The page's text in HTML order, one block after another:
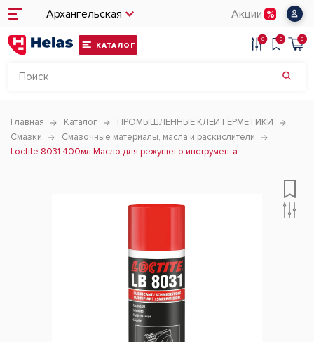
Архангельская Акции
КАТАЛОГ
0 0 0
Главная Каталог
ПРОМЫШЛЕННЫЕ КЛЕИ ГЕРМЕТИКИ
Смазки
Смазочные материалы, масла и раскислители
Loctite 8031 400мл Масло для режущего инструмента